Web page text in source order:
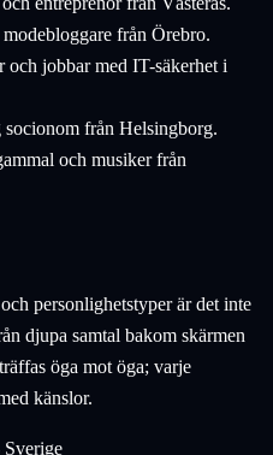
från Örebro.
och jobbar med IT-säkerhet i
socionom från Helsingborg.
och musiker från
personlighetstyper är det inte
djupa samtal bakom skärmen
öga mot öga; varje
känslor.